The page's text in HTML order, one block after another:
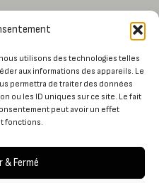
utilisons des technologies telles
aux informations des appareils. Le
permettra de traiter des données
ou les ID uniques sur ce site. Le fait
peut avoir un effet
fonctions.
Fermé